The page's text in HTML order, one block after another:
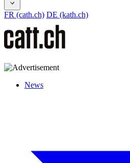
FR (cath.ch) DE (kath.ch)
News